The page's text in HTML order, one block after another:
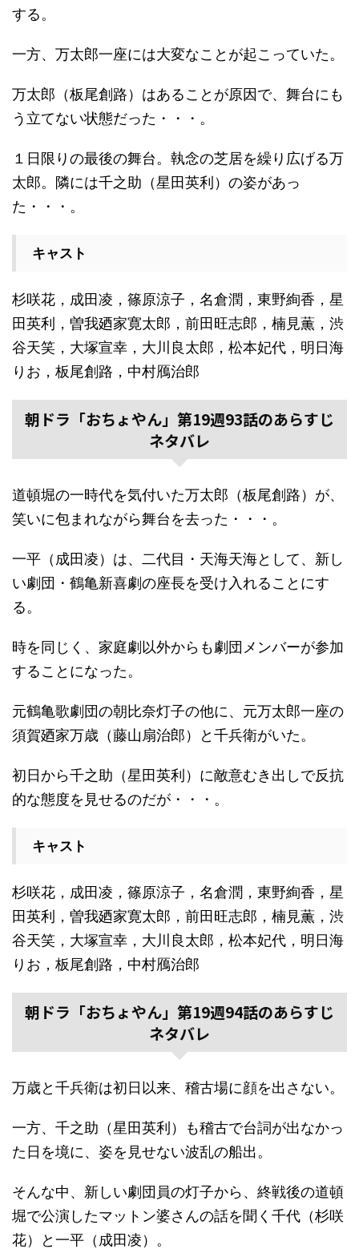
する。
一方、万太郎一座には大変なことが起こっていた。
万太郎（板尾創路）はあることが原因で、舞台にも
う立てない状態だった・・・。
１日限りの最後の舞台。執念の芝居を繰り広げる万
太郎。隣には千之助（星田英利）の姿があっ
た・・・。
キャスト
杉咲花，成田凌，篠原涼子，名倉潤，東野絢香，星
田英利，曽我廼家寛太郎，前田旺志郎，楠見薫，渋
谷天笑，大塚宣幸，大川良太郎，松本妃代，明日海
りお，板尾創路，中村鴈治郎
朝ドラ「おちょやん」第19週93話のあらすじ
ネタバレ
道頓堀の一時代を気付いた万太郎（板尾創路）が、
笑いに包まれながら舞台を去った・・・。
一平（成田凌）は、二代目・天海天海として、新し
い劇団・鶴亀新喜劇の座長を受け入れることにす
る。
時を同じく、家庭劇以外からも劇団メンバーが参加
することになった。
元鶴亀歌劇団の朝比奈灯子の他に、元万太郎一座の
須賀廼家万歳（藤山扇治郎）と千兵衛がいた。
初日から千之助（星田英利）に敵意むき出しで反抗
的な態度を見せるのだが・・・。
キャスト
杉咲花，成田凌，篠原涼子，名倉潤，東野絢香，星
田英利，曽我廼家寛太郎，前田旺志郎，楠見薫，渋
谷天笑，大塚宣幸，大川良太郎，松本妃代，明日海
りお，板尾創路，中村鴈治郎
朝ドラ「おちょやん」第19週94話のあらすじ
ネタバレ
万歳と千兵衛は初日以来、稽古場に顔を出さない。
一方、千之助（星田英利）も稽古で台詞が出なかっ
た日を境に、姿を見せない波乱の船出。
そんな中、新しい劇団員の灯子から、終戦後の道頓
堀で公演したマットン婆さんの話を聞く千代（杉咲
花）と一平（成田凌）。